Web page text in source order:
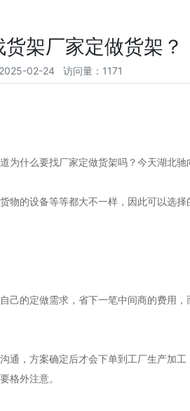
架厂家定做货架？
02-24 访问量：1171
什么要找厂家定做货架吗？今天湖北驰
的设备等等都大不一样，因此可以选
的定做需求，省下一笔中间商的费用
，方案确定后才会下单到工厂生产加
格外注意。